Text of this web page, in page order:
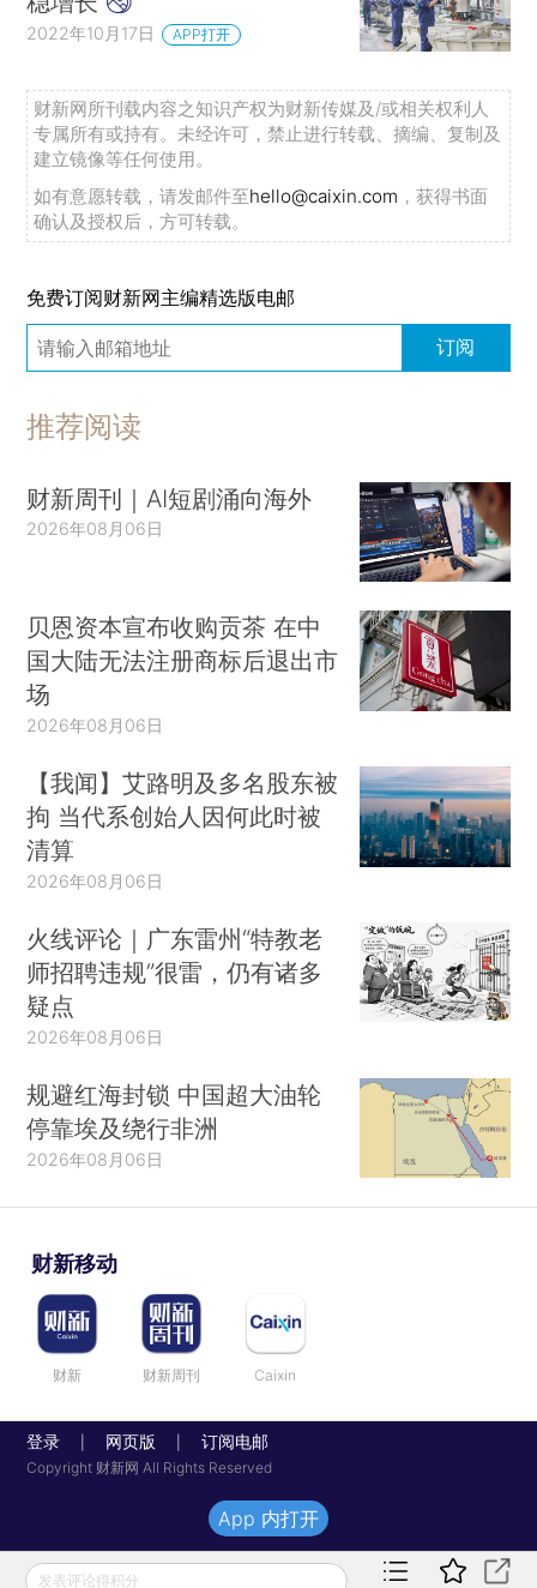
2022年10月17日 APP打开
财新网所刊载内容之知识产权为财新传媒及/或相关权利人
专属所有或持有。未经许可，禁止进行转载、摘编、复制及
建立镜像等任何使用。
如有意愿转载，请发邮件至hello@caixin.com ，获得书面
确认及授权后，方可转载。
免费订阅财新网主编精选版电邮
订阅
推荐阅读
财新周刊｜AI短剧涌向海外
2026年08月06日
贝恩资本宣布收购贡茶 在中
国大陆无法注册商标后退出市
场
2026年08月06日
【我闻】艾路明及多名股东被
拘 当代系创始人因何此时被
清算
2026年08月06日
火线评论｜广东雷州“特教老
师招聘违规”很雷，仍有诸多
疑点
2026年08月06日
规避红海封锁 中国超大油轮
停靠埃及绕行非洲
2026年08月06日
财新移动
财新 财新周刊 Caixin
登录 网页版 订阅电邮
Copyright 财新网 All Rights Reserved
发表评论得积分
App 内打开